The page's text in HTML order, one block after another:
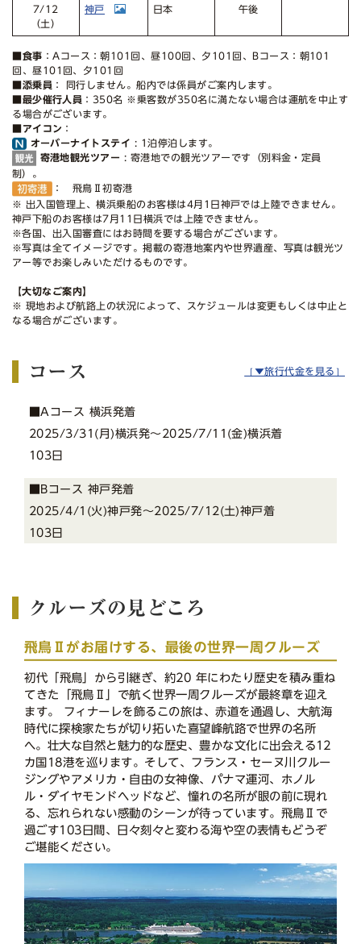
7/12
（土）
神戸 日本 午後
■食事 ：Aコース：朝101回、昼100回、夕101回、Bコース：朝101
回、昼101回、夕101回
■添乗員 ： 同行しません。船内では係員がご案内します。
■最少催行人員 ：350名 ※乗客数が350名に満たない場合は運航を中止す
る場合がございます。
■アイコン ：
オーバーナイトステイ : 1泊停泊します。
寄港地観光ツアー : 寄港地での観光ツアーです（別料金・定員
制）。
： 飛鳥Ⅱ初寄港
※ 出入国管理上、横浜乗船のお客様は4月1日神戸では上陸できません。
神戸下船のお客様は7月11日横浜では上陸できません。
※各国、出入国審査にはお時間を要する場合がございます。
※写真は全てイメージです。掲載の寄港地案内や世界遺産、写真は観光ツ
アー等でお楽しみいただけるものです。
【大切なご案内】
※ 現地および航路上の状況によって、スケジュールは変更もしくは中止と
なる場合がございます。
コース ［▼旅行代金を見る］
■Aコース 横浜発着
2025/3/31(月)横浜発〜2025/7/11(金)横浜着
103日
■Bコース 神戸発着
2025/4/1(火)神戸発〜2025/7/12(土)神戸着
103日
クルーズの見どころ
飛鳥Ⅱがお届けする、最後の世界一周クルーズ
初代「飛鳥」から引継ぎ、約20 年にわたり歴史を積み重ね
てきた「飛鳥Ⅱ」で航く世界一周クルーズが最終章を迎え
ます。 フィナーレを飾るこの旅は、赤道を通過し、大航海
時代に探検家たちが切り拓いた喜望峰航路で世界の名所
へ。壮大な自然と魅力的な歴史、豊かな文化に出会える12
カ国18港を巡ります。そして、フランス・セーヌ川クルー
ジングやアメリカ・自由の女神像、パナマ運河、ホノル
ル・ダイヤモンドヘッドなど、憧れの名所が眼の前に現れ
る、忘れられない感動のシーンが待っています。飛鳥Ⅱで
過ごす103日間、日々刻々と変わる海や空の表情もどうぞ
ご堪能ください。